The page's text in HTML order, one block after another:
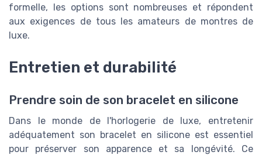
formelle, les options sont nombreuses et répondent
aux exigences de tous les amateurs de montres de
luxe.
Entretien et durabilité
Prendre soin de son bracelet en silicone
Dans le monde de l'horlogerie de luxe, entretenir
adéquatement son bracelet en silicone est essentiel
pour préserver son apparence et sa longévité. Ce